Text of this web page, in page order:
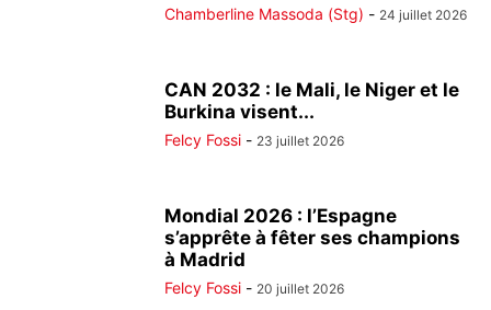
Chamberline Massoda (Stg) - 24 juillet 2026
CAN 2032 : le Mali, le Niger et le
Burkina visent...
Felcy Fossi - 23 juillet 2026
Mondial 2026 : l’Espagne
s’apprête à fêter ses champions
à Madrid
Felcy Fossi - 20 juillet 2026